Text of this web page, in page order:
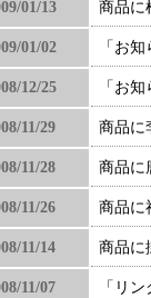
01/13 商品に
01/02 「お
12/25 「お
11/29 商品に
11/28 商品に
11/26 商品に
11/14 商品に
11/07 「リ